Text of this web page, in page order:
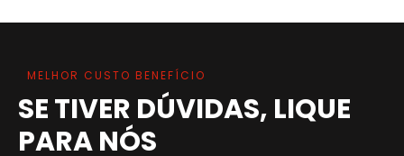
MELHOR CUSTO BENEFÍCIO
SE TIVER DÚVIDAS, LIQUE
PARA NÓS